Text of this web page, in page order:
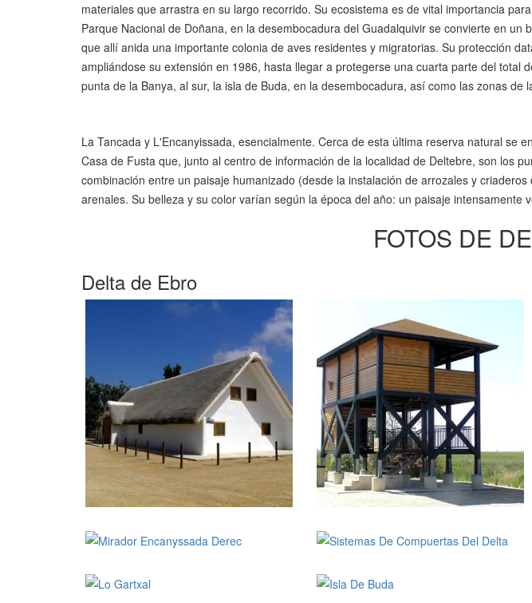
materiales que arrastra en su largo recorrido. Su ecosistema es de vital importancia
Parque Nacional de Doñana, en la desembocadura del Guadalquivir se convierte en
que allí anida una importante colonia de aves residentes y migratorias. Su protección
ampliándose su extensión en 1986, hasta llegar a protegerse una cuarta parte del
punta de la Banya, al sur, la isla de Buda, en la desembocadura, así como las zonas de
La Tancada y L'Encanyissada, esencialmente. Cerca de esta última reserva natural
Casa de Fusta que, junto al centro de información de la localidad de Deltebre, son los
combinación entre un paisaje humanizado (desde la instalación de arrozales y
arenales. Su belleza y su color varían según la época del año: un paisaje
FOTOS DE
Delta de Ebro